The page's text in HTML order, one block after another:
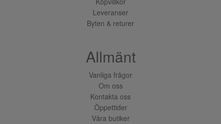
Leveranser
Byten & returer
Allmänt
Vanliga frågor
Om oss
Kontakta oss
Öppettider
Våra butiker